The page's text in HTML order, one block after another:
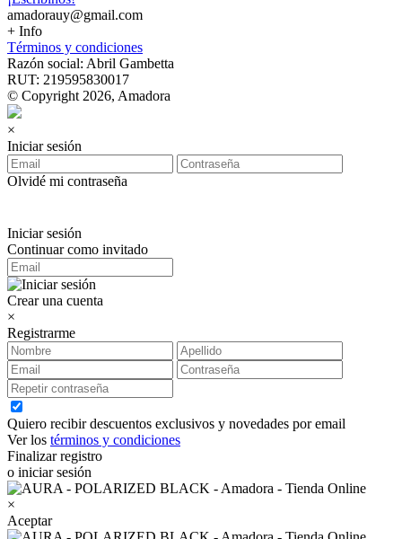
amadorauy@gmail.com
+ Info
Términos y condiciones
Razón social: Abril Gambetta
RUT: 219595830017
© Copyright 2026, Amadora
×
Iniciar sesión
Olvidé mi contraseña
Iniciar sesión
Continuar como invitado
Crear una cuenta
×
Registrarme
Quiero recibir descuentos exclusivos y novedades por email
Ver los términos y condiciones
Finalizar registro
o iniciar sesión
×
Aceptar